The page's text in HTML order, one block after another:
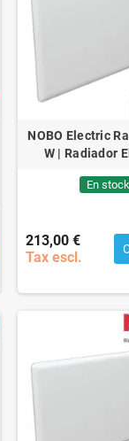
NOBO Electric
W | Radiador
En stock
213,00 €
Tax escl.